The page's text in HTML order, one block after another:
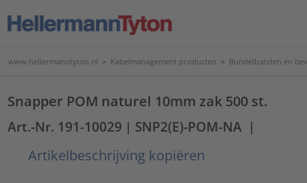
www.hellermanntyton.nl > Kabelmanagement producten > Bundelbanden en
Snapper POM naturel 10mm zak 500 st.
Art.-Nr. 191-10029 | SNP2(E)-POM-NA |
Artikelbeschrijving kopiëren